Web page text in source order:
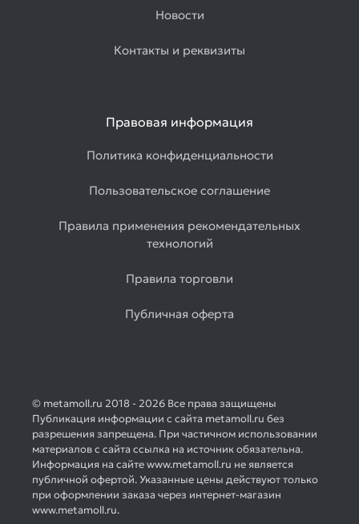
Новости
Контакты и реквизиты
Правовая информация
Политика конфиденциальности
Пользовательское соглашение
Правила применения рекомендательных
технологий
Правила торговли
Публичная оферта
© metamoll.ru 2018 - 2026 Все права защищены
Публикация информации с сайта metamoll.ru без
разрешения запрещена. При частичном использовании
материалов с сайта ссылка на источник обязательна.
Информация на сайте www.metamoll.ru не является
публичной офертой. Указанные цены действуют только
при оформлении заказа через интернет-магазин
www.metamoll.ru.